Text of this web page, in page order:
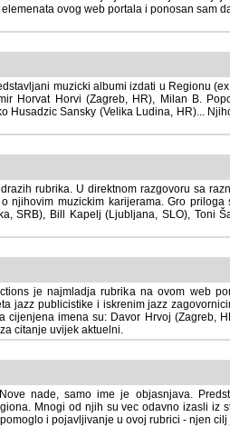
web portala i ponosan sam da je svoje
muzicki albumi izdati u Regionu
Horvi (Zagreb, HR), Milan B. Popovic
Sansky (Velika Ludina, HR)... Njihovi
rubrika. U direktnom razgovoru sa
njihovim muzickim karijerama. Gro priloga
SRB), Bill Kapelj (Ljubljana, SLO), Toni
je najmladja rubrika na ovom web
publicistike i iskrenim jazz
cijenjena imena su: Davor Hrvoj (Zagreb,
citanje uvijek aktuelni.
nade, samo ime je objasnjava.
Mnogi od njih su vec odavno izasli iz
i pojavljivanje u ovoj rubrici - njen cilj je